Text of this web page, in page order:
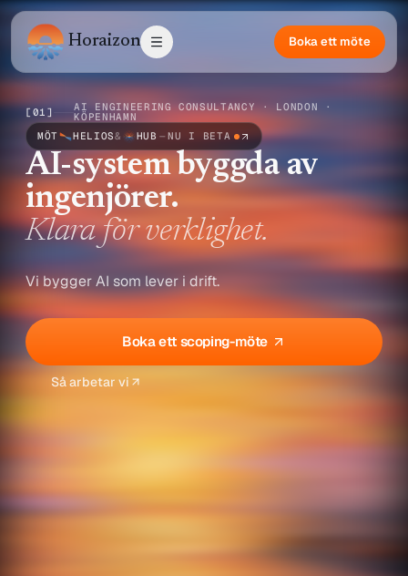
Horaizon Boka ett möte
[ 01 ] AI ENGINEERING CONSULTANCY · LONDON ·
KÖPENHAMN
MÖT
HELIOS& HUB — NU I BETA
AI-system byggda av
ingenjörer.
Klara för verklighet.
Vi bygger AI som lever i drift.
Boka ett scoping-möte
Så arbetar vi